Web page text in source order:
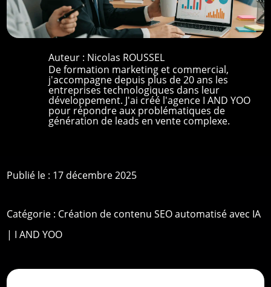
Auteur : Nicolas ROUSSEL
De formation marketing et commercial,
j'accompagne depuis plus de 20 ans les
entreprises technologiques dans leur
développement. J'ai créé l'agence I AND YOO
pour répondre aux problématiques de
génération de leads en vente complexe.
Publié le : 17 décembre 2025
Catégorie : Création de contenu SEO automatisé avec IA
| I AND YOO